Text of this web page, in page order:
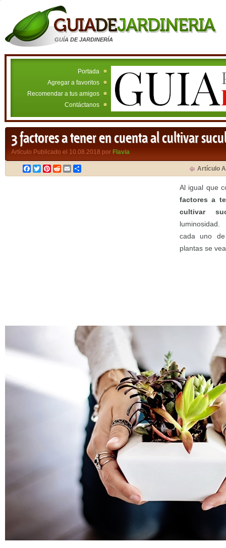
GUÍA DE JARDINERÍA
Portada
Agregar a favoritos
Recomendar a tus amigos
Contáctanos
3 factores a tener en cuenta al cultivar
Artículo Publicado el 10.08.2018 por Flavia
Facebook
TwitterPinterest
RedditEmail Artículo
Al igual que
factores a
cultivar
luminosidad.
cada uno
plantas se